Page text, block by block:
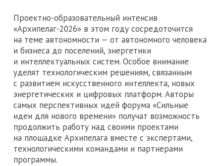
Проектно-образовательный интенсив
«Архипелаг-2026» в этом году сосредоточится
на теме автономности — от автономного человека
и бизнеса до поселений, энергетики
и интеллектуальных систем. Особое внимание
уделят технологическим решениям, связанным
с развитием искусственного интеллекта, новых
энергетических и цифровых платформ. Авторы
самых перспективных идей форума «Сильные
идеи для нового времени» получат возможность
продолжить работу над своими проектами
на площадке Архипелага вместе с экспертами,
технологическими командами и партнерами
программы.